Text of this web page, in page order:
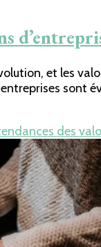
et les
sont
des